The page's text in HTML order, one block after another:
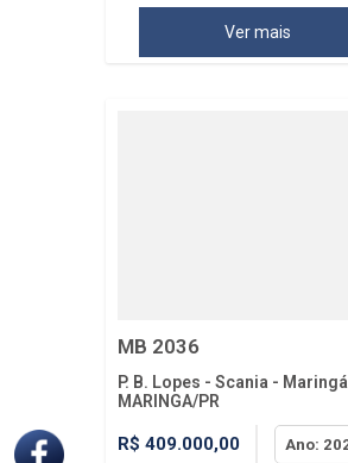
Ver mais
MB 2036
P. B. Lopes - Scania -
MARINGA/PR
R$ 409.000,00 Ano: